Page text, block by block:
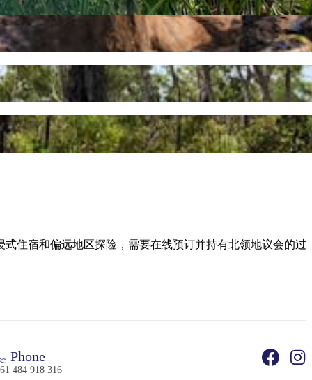
式住宿和偏远地区探险，需要在线预订并持有北领地议会的过
Phone
484 918 316